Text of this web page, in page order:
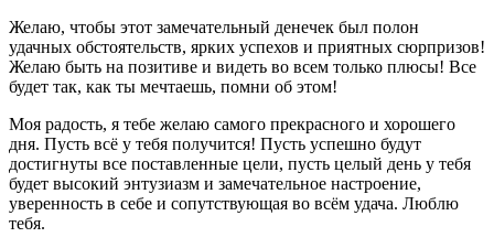
Желаю, чтобы этот замечательный денечек был полон
удачных обстоятельств, ярких успехов и приятных сюрпризов!
Желаю быть на позитиве и видеть во всем только плюсы! Все
будет так, как ты мечтаешь, помни об этом!
Моя радость, я тебе желаю самого прекрасного и хорошего
дня. Пусть всё у тебя получится! Пусть успешно будут
достигнуты все поставленные цели, пусть целый день у тебя
будет высокий энтузиазм и замечательное настроение,
уверенность в себе и сопутствующая во всём удача. Люблю
тебя.